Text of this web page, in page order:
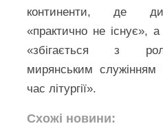
континенти, де
«практично не існує»,
«збігається з
мирянським служінням
час літургії».
Схожі новини: